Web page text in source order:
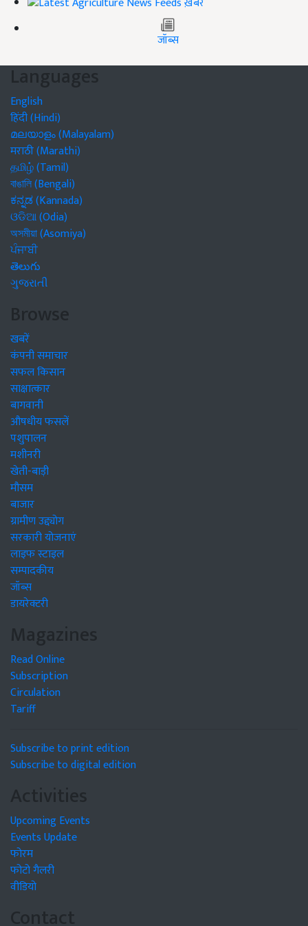
जॉब्स
Languages
English
हिंदी (Hindi)
മലയാളം (Malayalam)
मराठी (Marathi)
தமிழ் (Tamil)
বাঙালি (Bengali)
ಕನ್ನಡ (Kannada)
ଓଡିଆ (Odia)
অসমীয়া (Asomiya)
ਪੰਜਾਬੀ
తెలుగు
ગુજરાતી
Browse
खबरें
कंपनी समाचार
सफल किसान
साक्षात्कार
बागवानी
औषधीय फसलें
पशुपालन
मशीनरी
खेती-बाड़ी
मौसम
बाजार
ग्रामीण उद्द्योग
सरकारी योजनाएं
लाइफ स्टाइल
सम्पादकीय
जॉब्स
डायरेक्टरी
Magazines
Read Online
Subscription
Circulation
Tariff
Subscribe to print edition
Subscribe to digital edition
Activities
Upcoming Events
Events Update
फोरम
फोटो गैलरी
वीडियो
Contact